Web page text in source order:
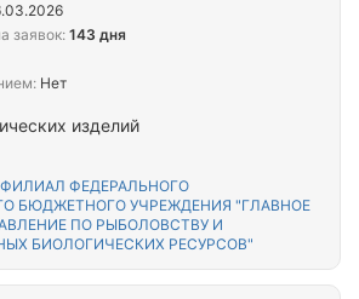
изделий
ФЕДЕРАЛЬНОГО
БЮДЖЕТНОГО УЧРЕЖДЕНИЯ "ГЛАВНОЕ
ПО РЫБОЛОВСТВУ И
БИОЛОГИЧЕСКИХ РЕСУРСОВ"
заявок: 143 дня
Нет